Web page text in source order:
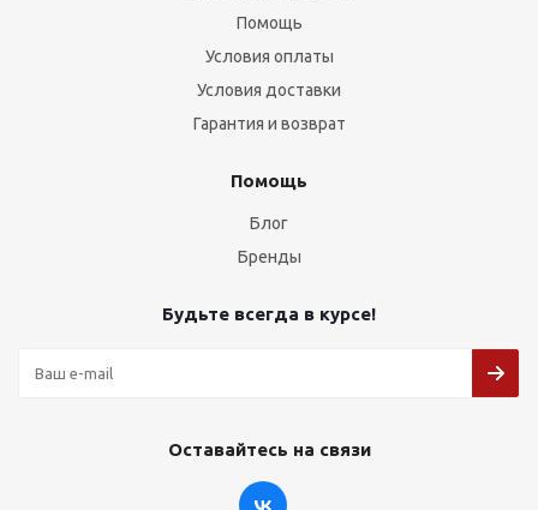
Помощь
Условия оплаты
Условия доставки
Гарантия и возврат
Помощь
Блог
Бренды
Будьте всегда в курсе!
Оставайтесь на связи